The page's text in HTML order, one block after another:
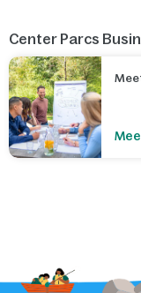
Center Parcs